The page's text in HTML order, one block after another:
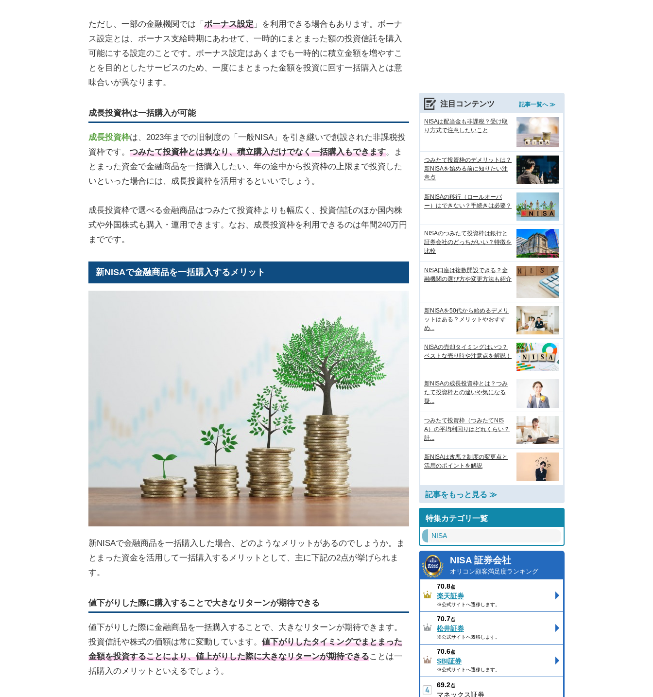
ただし、一部の金融機関では「 ボーナス設定 」を利用できる場合もあります。ボーナ
ス設定とは、ボーナス支給時期にあわせて、一時的にまとまった額の投資信託を購入
可能にする設定のことです。ボーナス設定はあくまでも一時的に積立金額を増やすこ
とを目的としたサービスのため、一度にまとまった金額を投資に回す一括購入とは意
味合いが異なります。
成長投資枠は一括購入が可能
成長投資枠は、2023年までの旧制度の「一般NISA」を引き継いで創設された非課税投
資枠です。 つみたて投資枠とは異なり、積立購入だけでなく一括購入もできます。ま
とまった資金で金融商品を一括購入したい、年の途中から投資枠の上限まで投資した
いといった場合には、成長投資枠を活用するといいでしょう。
成長投資枠で選べる金融商品はつみたて投資枠よりも幅広く、投資信託のほか国内株
式や外国株式も購入・運用できます。なお、成長投資枠を利用できるのは年間240万円
までです。
新NISAで金融商品を一括購入するメリット
新NISAで金融商品を一括購入した場合、どのようなメリットがあるのでしょうか。ま
とまった資金を活用して一括購入するメリットとして、主に下記の2点が挙げられま
す。
値下がりした際に購入することで大きなリターンが期待できる
値下がりした際に金融商品を一括購入することで、大きなリターンが期待できます。
投資信託や株式の価額は常に変動しています。 値下がりしたタイミングでまとまった
金額を投資することにより、値上がりした際に大きなリターンが期待できることは一
括購入のメリットといえるでしょう。
注目コンテンツ 記事一覧へ ≫
NISAは配当金も非課税？受け取
り方式で注意したいこと
つみたて投資枠のデメリットは？
新NISAを始める前に知りたい注
意点
新NISAの移行（ロールオーバ
ー）はできない？手続きは必要？
NISAのつみたて投資枠は銀行と
証券会社のどっちがいい？特徴を
比較
NISA口座は複数開設できる？金
融機関の選び方や変更方法も紹介
新NISAを50代から始めるデメリ
ットはある？メリットやおすす
め...
NISAの売却タイミングはいつ？
ベストな売り時や注意点を解説！
新NISAの成長投資枠とは？つみ
たて投資枠との違いや気になる
疑...
つみたて投資枠（つみたてNIS
A）の平均利回りはどれくらい？
計...
新NISAは改悪？制度の変更点と
活用のポイントを解説
記事をもっと見る ≫
特集カテゴリ一覧
NISA
NISA 証券会社
オリコン顧客満足度ランキング
70.8点
楽天証券
※公式サイトへ遷移します。
70.7点
松井証券
※公式サイトへ遷移します。
70.6点
SBI証券
※公式サイトへ遷移します。
69.2点
マネックス証券